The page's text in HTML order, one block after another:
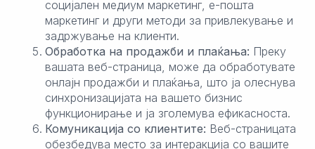
социјален медиум маркетинг, е-пошта
маркетинг и други методи за привлекување и
задржување на клиенти.
Обработка на продажби и плаќања: Преку
вашата веб-страница, може да обработувате
онлајн продажби и плаќања, што ја олеснува
синхронизацијата на вашето бизнис
функционирање и ја зголемува ефикасноста.
Комуникација со клиентите: Веб-страницата
обезбедува место за интеракција со вашите